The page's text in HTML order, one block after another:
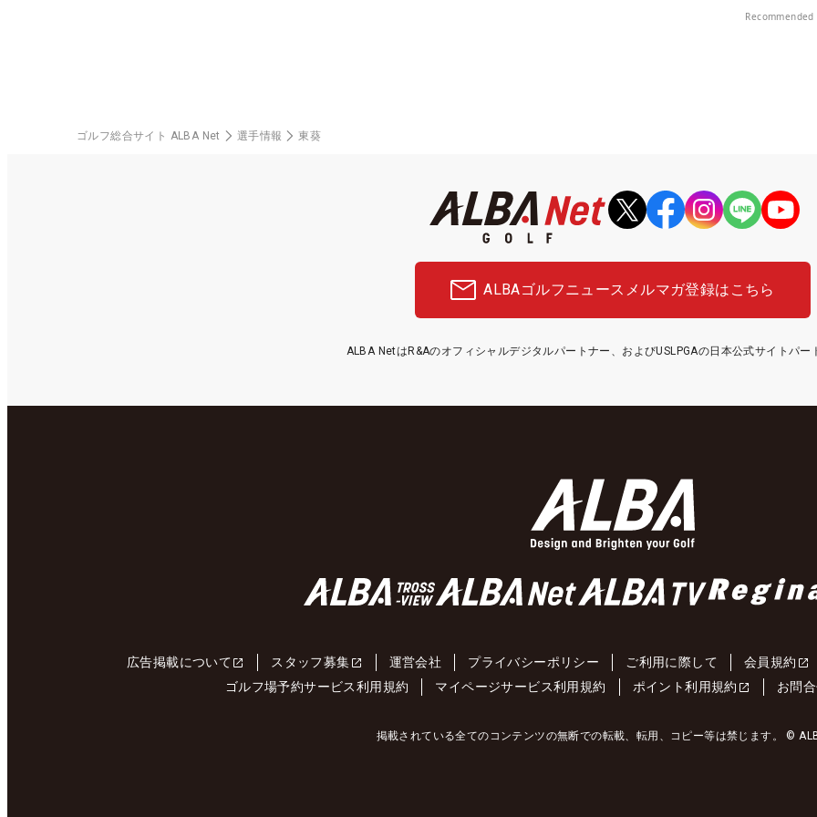
Recommended
ゴルフ総合サイト ALBA Net 選手情報 東葵
ALBAゴルフニュース メルマガ登録はこちら
ALBA NetはR&Aのオフィシャルデジタルパートナー、およびUSLPGAの日本公式サイトパー
広告掲載について スタッフ募集 運営会社 プライバシーポリシー ご利用に際して 会員規約
ゴルフ場予約サービス利用規約
マイページサービス利用規約 ポイント利用規約 お問
掲載されている全てのコンテンツの無断での転載、転用、コピー等は禁じます。 ©